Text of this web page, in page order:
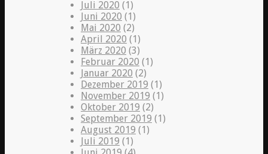
Juli 2020 (1)
Juni 2020 (1)
Mai 2020 (2)
April 2020 (1)
März 2020 (3)
Februar 2020 (1)
Januar 2020 (2)
Dezember 2019 (1)
November 2019 (1)
Oktober 2019 (2)
September 2019 (1)
August 2019 (1)
Juli 2019 (1)